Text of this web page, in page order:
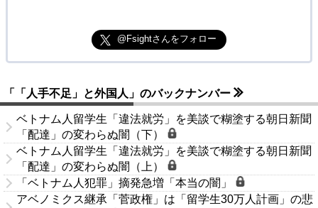
@Fsightさんをフォロー
「「人手不足」と外国人」のバックナンバー
ベトナム人留学生「違法就労」を美談で糊塗する朝日新聞
「配達」の変わらぬ闇（下）
ベトナム人留学生「違法就労」を美談で糊塗する朝日新聞
「配達」の変わらぬ闇（上）
「ベトナム人犯罪」摘発急増「本当の闇」
アベノミクス継承「菅政権」は「留学生30万人計画」の悲